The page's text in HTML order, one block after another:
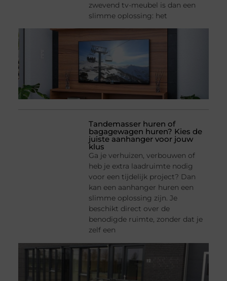
zwevend tv-meubel is dan een
slimme oplossing: het
Tandemasser huren of
bagagewagen huren? Kies de
juiste aanhanger voor jouw
klus
Ga je verhuizen, verbouwen of
heb je extra laadruimte nodig
voor een tijdelijk project? Dan
kan een aanhanger huren een
slimme oplossing zijn. Je
beschikt direct over de
benodigde ruimte, zonder dat je
zelf een